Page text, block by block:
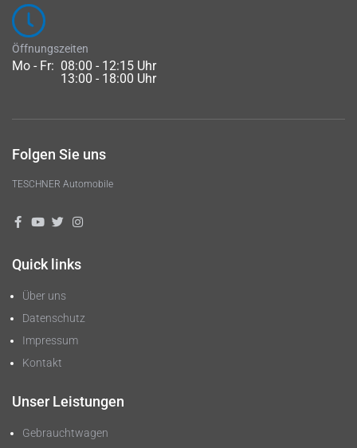
Öffnungszeiten
Mo - Fr: 08:00 - 12:15 Uhr
13:00 - 18:00 Uhr
Folgen Sie uns
TESCHNER Automobile
Quick links
Über uns
Datenschutz
Impressum
Kontakt
Unser Leistungen
Gebrauchtwagen